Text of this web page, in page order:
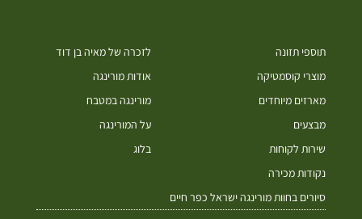
תוספי תזונה
מוצרי קוסמטיקה
מארזים מיוחדים
מבצעים
שירות לקוחות
נקודות מכירה
סיורים בחוות מורינגה ישראל כפר חיים
לזכרה של מאיה בן דוד
אודות מורינגה
מורינגה במטבח
על המורינגה
בלוג